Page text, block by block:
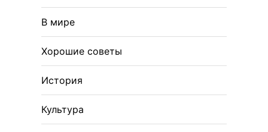
В мире
Хорошие советы
История
Культура